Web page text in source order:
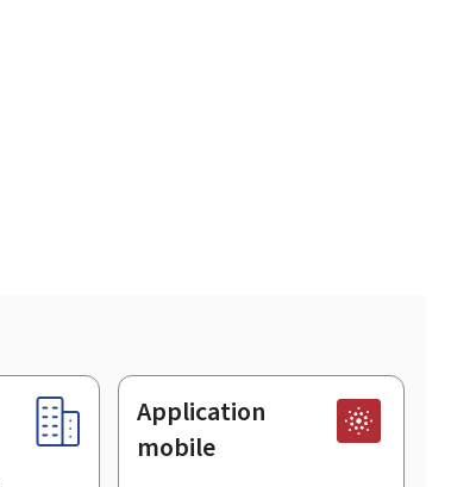
Application
mobile